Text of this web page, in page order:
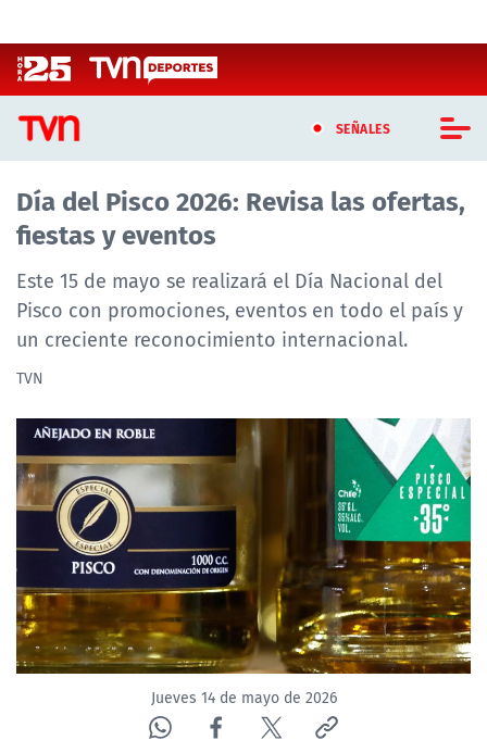
SEÑALES
CASTING MASTERCHEF CHILE
CASTING TVN VERTICAL
TVN VERTICAL
TVN PLAY
TELESERIES
NTV
ACTUALIDAD Y TENDENCIAS
CORPORATIVO Y TRANSPARENCIA
CANAL DE DENUNCIAS
ÁREA DE PROYECTOS
Día del Pisco 2026: Revisa las ofertas,
fiestas y eventos
Este 15 de mayo se realizará el Día Nacional del
Pisco con promociones, eventos en todo el país y
un creciente reconocimiento internacional.
TVN
Jueves 14 de mayo de 2026